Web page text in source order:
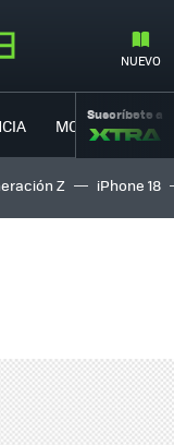
NUEVO
MOVILIDAD
Suscríbete a
Z iPhone 18